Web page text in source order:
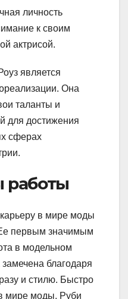
личность
к своим
актрисой.
является
Она
таланты и
для достижения
сферах
работы
в мире моды
первым значимым
в модельном
благодаря
и стилю. Быстро
мире моды, Руби